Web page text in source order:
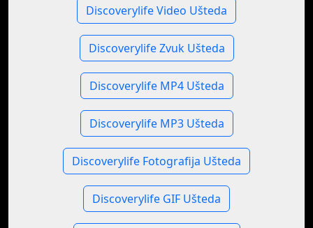
Discoverylife Video Ušteda
Discoverylife Zvuk Ušteda
Discoverylife MP4 Ušteda
Discoverylife MP3 Ušteda
Discoverylife Fotografija Ušteda
Discoverylife GIF Ušteda